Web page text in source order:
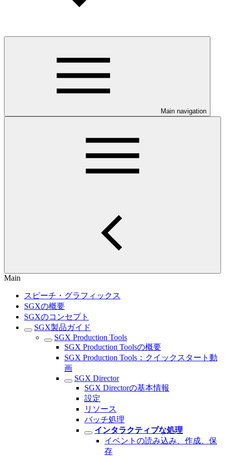
Main navigation
Main
スピーチ・グラフィックス
SGXの概要
SGXのコンセプト
SGX製品ガイド
SGX Production Tools
SGX Production Toolsの概要
SGX Production Tools：クイックスタート動
画
SGX Director
SGX Directorの基本情報
設定
リソース
バッチ処理
インタラクティブな処理
イベントの読み込み、作成、保
存